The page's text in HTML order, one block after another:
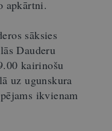
apkārtni.
sāksies
Dauderu
kairinošu
uz ugunskura
ikvienam